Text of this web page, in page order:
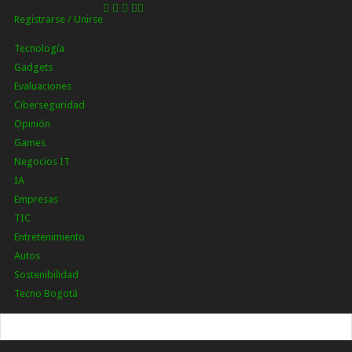
Registrarse / Unirse
Tecnología
Gadgets
Evaluaciones
Ciberseguridad
Opinión
Games
Negocios IT
IA
Empresas
TIC
Entretenimiento
Autos
Sostenibilidad
Tecno Bogotá